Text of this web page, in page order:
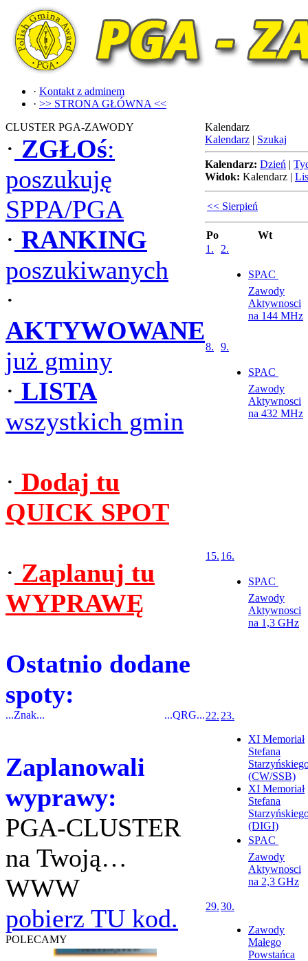
· Kontakt z adminem
· >> STRONA GŁÓWNA <<
CLUSTER PGA-ZAWODY
· ZGŁOś:
poszukuję
SPPA/PGA
· RANKING
poszukiwanych
·
AKTYWOWANE
już gminy
· LISTA
wszystkich gmin
· Dodaj tu
QUICK SPOT
· Zaplanuj tu
WYPRAWĘ
Ostatnio dodane
spoty:
...Znak... ...QRG...
Zaplanowali
wyprawy:
PGA-CLUSTER
na Twoją…
WWW
pobierz TU kod.
POLECAMY
Kalendarz
Kalendarz | Szukaj
Kalendarz: Dzień |
Widok: Kalendarz |
<< Sierpień
Po
Wt
1.
2.
SPAC 
Zawody
Aktywnosci
na 144 MHz
8. 9.
SPAC 
Zawody
Aktywnosci
na 432 MHz
15. 16.
SPAC 
Zawody
Aktywnosci
na 1,3 GHz
22. 23.
XI Memoriał
Stefana
(CW/SSB)
XI Memoriał
Stefana
(DIGI)
SPAC 
Zawody
Aktywnosci
na 2,3 GHz
29.30.
Zawody
Małego
Powstańca